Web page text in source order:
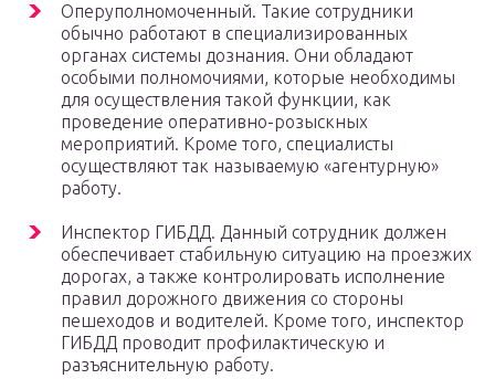
Оперуполномоченный. Такие сотрудники
обычно работают в специализированных
органах системы дознания. Они обладают
особыми полномочиями, которые необходимы
для осуществления такой функции, как
проведение оперативно-розыскных
мероприятий. Кроме того, специалисты
осуществляют так называемую «агентурную»
работу.
Инспектор ГИБДД. Данный сотрудник должен
обеспечивает стабильную ситуацию на проезжих
дорогах, а также контролировать исполнение
правил дорожного движения со стороны
пешеходов и водителей. Кроме того, инспектор
ГИБДД проводит профилактическую и
разъяснительную работу.